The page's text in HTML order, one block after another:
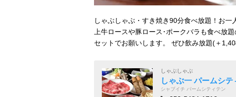
しゃぶしゃぶ・すき焼き90分食べ放題！お
上牛ロースや豚ロース･ポークバラも食べ放
セットでお願いします。 ぜひ飲み放題(＋
しゃぶしゃぶ
しゃぶ一 パームシテ
シャブイチ パームシティテン